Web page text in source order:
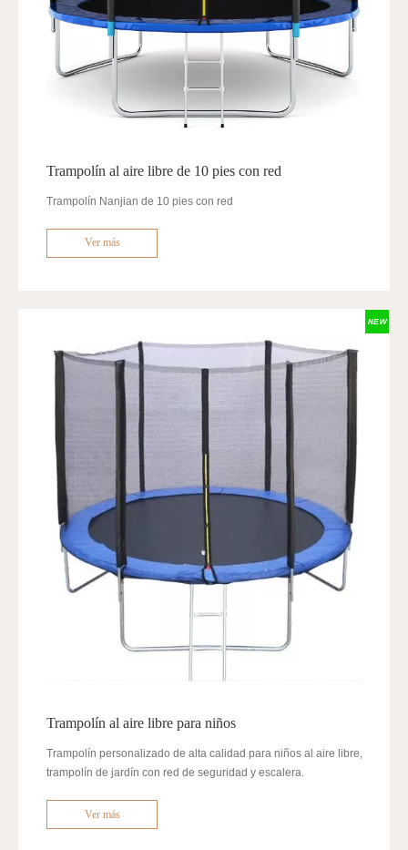
Trampolín al aire libre de 10 pies con red
Trampolín Nanjian de 10 pies con red
Ver más
Trampolín al aire libre para niños
Trampolín personalizado de alta calidad para niños al aire libre,
trampolín de jardín con red de seguridad y escalera.
Ver más